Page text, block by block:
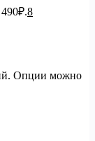
8
Опции можно